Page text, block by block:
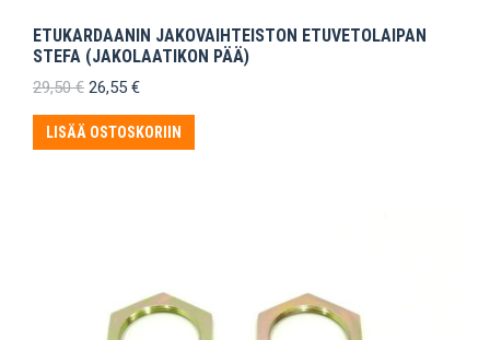
ETUKARDAANIN JAKOVAIHTEISTON ETUVETOLAIPAN
STEFA (JAKOLAATIKON PÄÄ)
29,50€ Alkuperäinen
oli:
29,50 €.
26,55 €Nykyinen
on:
26,55 €.
LISÄÄ OSTOSKORIIN